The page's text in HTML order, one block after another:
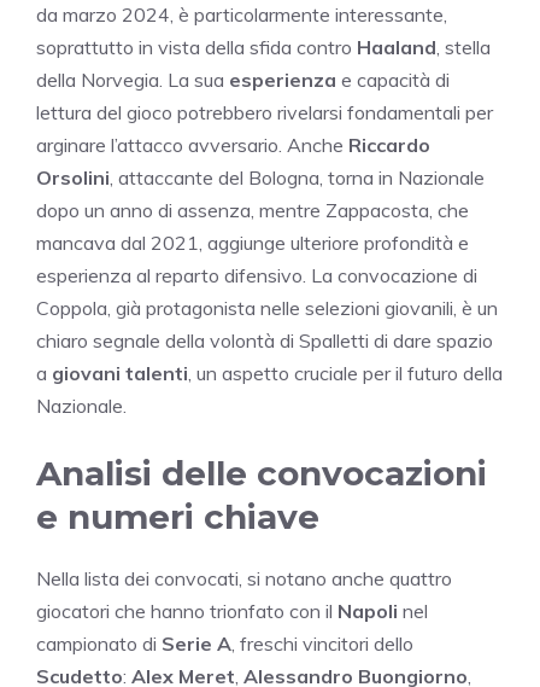
da marzo 2024, è particolarmente interessante,
soprattutto in vista della sfida contro Haaland , stella
della Norvegia. La sua esperienza e capacità di
lettura del gioco potrebbero rivelarsi fondamentali per
arginare l’attacco avversario. Anche Riccardo
Orsolini , attaccante del Bologna, torna in Nazionale
dopo un anno di assenza, mentre Zappacosta, che
mancava dal 2021, aggiunge ulteriore profondità e
esperienza al reparto difensivo. La convocazione di
Coppola, già protagonista nelle selezioni giovanili, è un
chiaro segnale della volontà di Spalletti di dare spazio
a giovani talenti , un aspetto cruciale per il futuro della
Nazionale.
Analisi delle convocazioni
e numeri chiave
Nella lista dei convocati, si notano anche quattro
giocatori che hanno trionfato con il Napoli nel
campionato di Serie A , freschi vincitori dello
Scudetto: Alex Meret Alessandro Buongiorno